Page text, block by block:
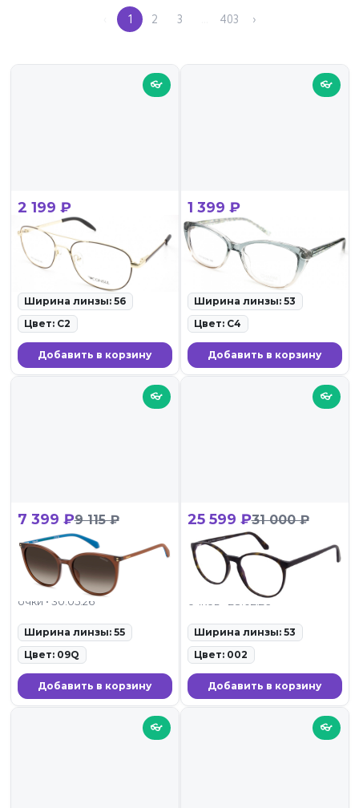
1 2 3 403 ›
👓
2 199 ₽
CONSUL 4433 C2
ID: 141291 • Оправы для очков
• 30.05.26
Ширина линзы: 56
Цвет: C2
Добавить в корзину
👓
1 399 ₽
CHARM 715 C4
ID: 140771 • Оправы для
очков • 30.05.26
Ширина линзы: 53
Цвет: C4
Добавить в корзину
👓
7 399 ₽9 115 ₽
POLAROID PLD
4208/S/X 09Q
ID: 136441 • Солнцезащитные
очки • 30.05.26
Ширина линзы: 55
Цвет: 09Q
Добавить в корзину
👓
25 599 ₽31 000 ₽
Andy Wolf 5067_Lara
002
ID: 135652 • Оправы для
очков • 28.02.26
Ширина линзы: 53
Цвет: 002
Добавить в корзину
👓 👓